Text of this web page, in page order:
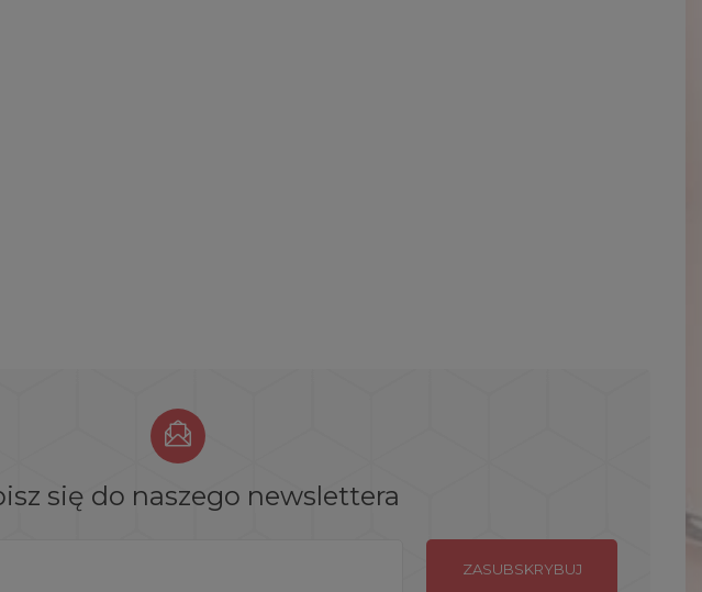
się do naszego newslettera